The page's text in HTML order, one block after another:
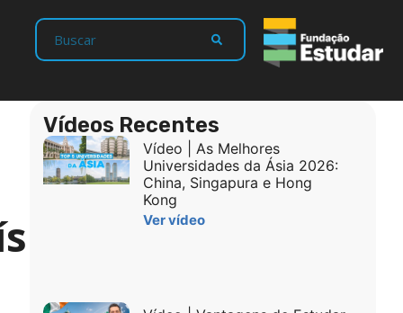
Vídeos Recentes
Vídeo | As Melhores
Universidades da Ásia 2026:
China, Singapura e Hong
Kong
Ver vídeo